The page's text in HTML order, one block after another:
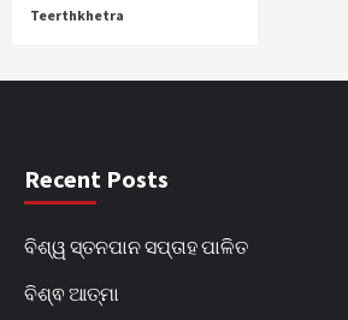
Teerthkhetra
Recent Posts
ବିଶ୍ୱ ସ୍ତନପାନ ସପ୍ତାହ ପାଳିତ
ବିଶ୍ଵ ଆତ୍ମା